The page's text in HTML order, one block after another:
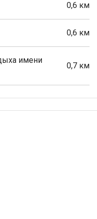
0,6 км
0,6 км
имени
0,7 км